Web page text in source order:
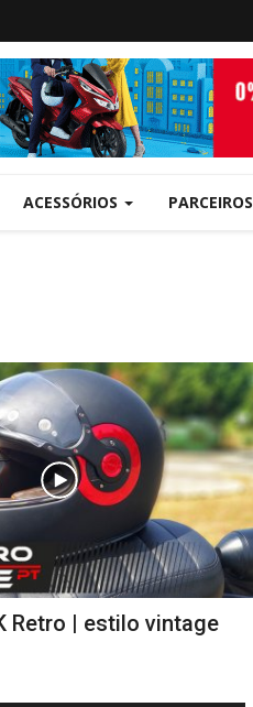
ACESSÓRIOS PARCEIROS
Retro | estilo vintage